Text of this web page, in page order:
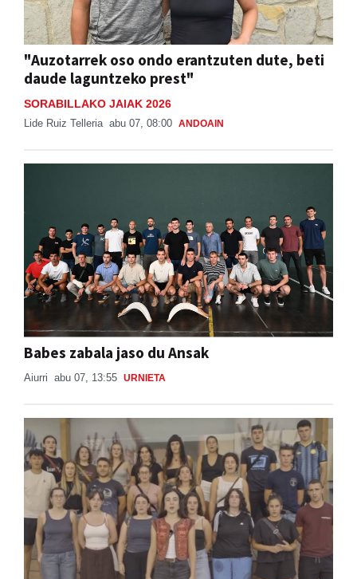
"Auzotarrek oso ondo erantzuten dute, beti
daude laguntzeko prest"
SORABILLAKO JAIAK 2026
Lide Ruiz Telleria abu 07, 08:00 ANDOAIN
Babes zabala jaso du Ansak
Aiurri abu 07, 13:55 URNIETA